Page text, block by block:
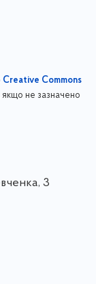
Creative Commons
якщо не зазначено
3